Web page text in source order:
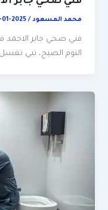
محمد المسعود/
2025-01-29
فني صحي جابر الاحمد
النوم الصبح، تبي